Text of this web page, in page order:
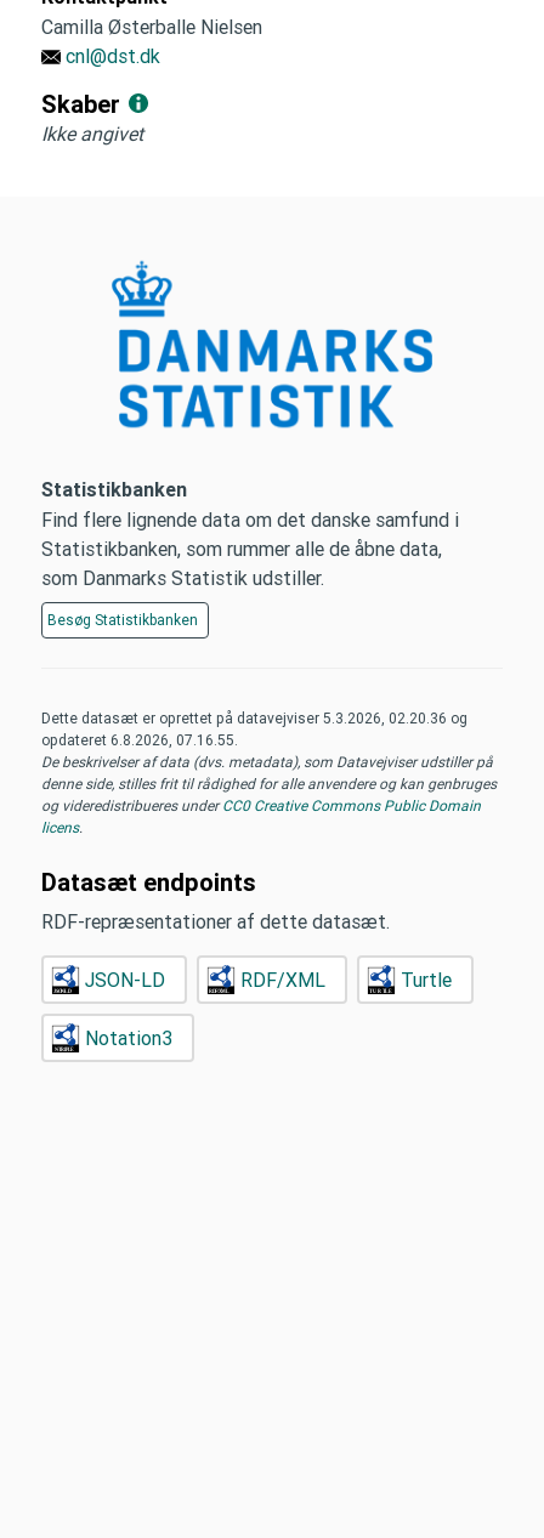
Camilla Østerballe Nielsen
cnl@dst.dk
Skaber
Ikke angivet
Statistikbanken
Find flere lignende data om det danske samfund i
Statistikbanken, som rummer alle de åbne data,
som Danmarks Statistik udstiller.
Besøg Statistikbanken
Dette datasæt er oprettet på datavejviser5.3.2026, 02.20.36 og
opdateret 6.8.2026, 07.16.55
De beskrivelser af data (dvs. metadata), som Datavejviser udstiller på
denne side, stilles frit til rådighed for alle anvendere og kan genbruges
og videredistribueres underCC0 Creative Commons Public Domain
licens.
Datasæt endpoints
RDF-repræsentationer af dette datasæt.
JSON-LD RDF/XML Turtle
Notation3